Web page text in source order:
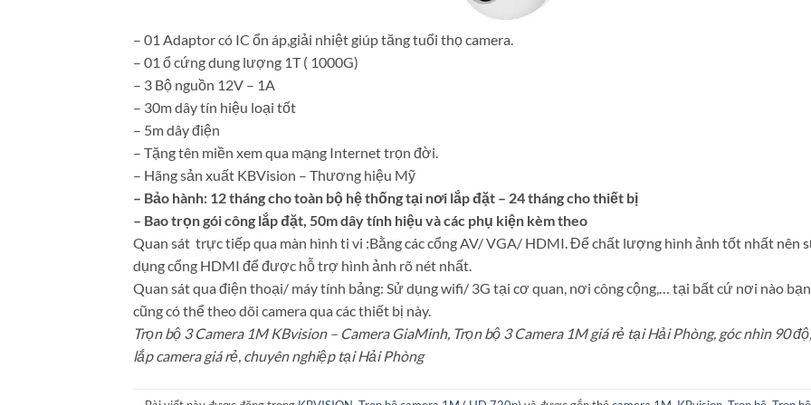
– 01 Adaptor có IC ổn áp,giải nhiệt giúp tăng tuổi thọ camera.
– 01 ổ cứng dung lượng 1T ( 1000G)
– 3 Bộ nguồn 12V – 1A
– 30m dây tín hiệu loại tốt
– 5m dây điện
– Tặng tên miền xem qua mạng Internet trọn đời.
– Hãng sản xuất KBVision – Thương hiệu Mỹ
– Bảo hành: 12 tháng cho toàn bộ hệ thống tại nơi lắp đặt – 24 tháng cho thiết bị
– Bao trọn gói công lắp đặt, 50m dây tính hiệu và các phụ kiện kèm theo
Quan sát trực tiếp qua màn hình ti vi :Bằng các cổng AV/ VGA/ HDMI. Để chất lượng hình ảnh tốt nhất nên
dụng cổng HDMI để được hỗ trợ hình ảnh rõ nét nhất.
Quan sát qua điện thoại/ máy tính bảng: Sử dụng wifi/ 3G tại cơ quan, nơi công cộng,… tại bất cứ nơi nào bạn
cũng có thể theo dõi camera qua các thiết bị này.
Trọn bộ 3 Camera 1M KBvision – Camera GiaMinh, Trọn bộ 3 Camera 1M giá rẻ tại Hải Phòng, góc nhìn 90 độ,
lắp camera giá rẻ, chuyên nghiệp tại Hải Phòng